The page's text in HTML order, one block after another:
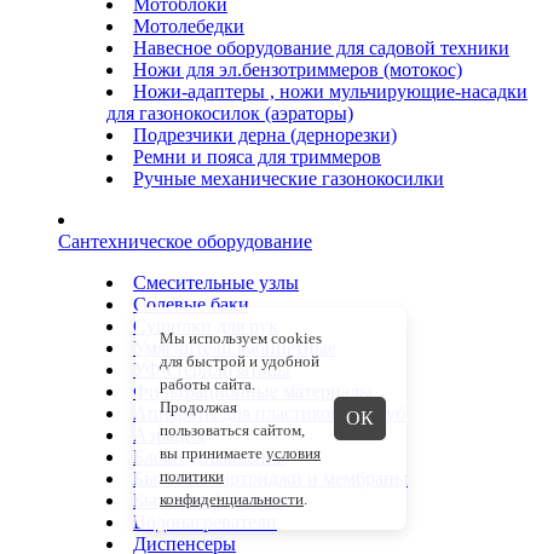
Мотолебедки
Навесное оборудование для садовой техники
Ножи для эл.бензотриммеров (мотокос)
Ножи-адаптеры , ножи мульчирующие-насадки
для газонокосилок (аэраторы)
Подрезчики дерна (дернорезки)
Ремни и пояса для триммеров
Ручные механические газонокосилки
Сантехническое оборудование
Смесительные узлы
Солевые баки
Сушилки для рук
Умягчители кабинетные
УФ-стерилизаторы
Фильтрационные материалы
Аппараты для пластиковых труб
Аэрация
Блоки управления
Бытовые картриджи и мембраны
Бытовые фильтры
Водонагреватели
Диспенсеры
Мы используем cookies
для быстрой и удобной
работы сайта.
Продолжая
пользоваться сайтом,
вы принимаете условия
политики
конфиденциальности.
ОК